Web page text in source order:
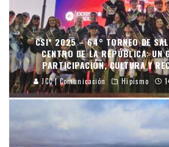
CSI* 2025 – 64° TORNEO DE
CENTRO DE LA REPÚBLICA: UN
PARTICIPACIÓN, CULTURA Y
JCC | Comunicación Hipismo